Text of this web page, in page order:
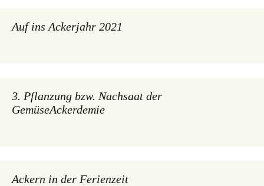
Auf ins Ackerjahr 2021
3. Pflanzung bzw. Nachsaat der
GemüseAckerdemie
Ackern in der Ferienzeit